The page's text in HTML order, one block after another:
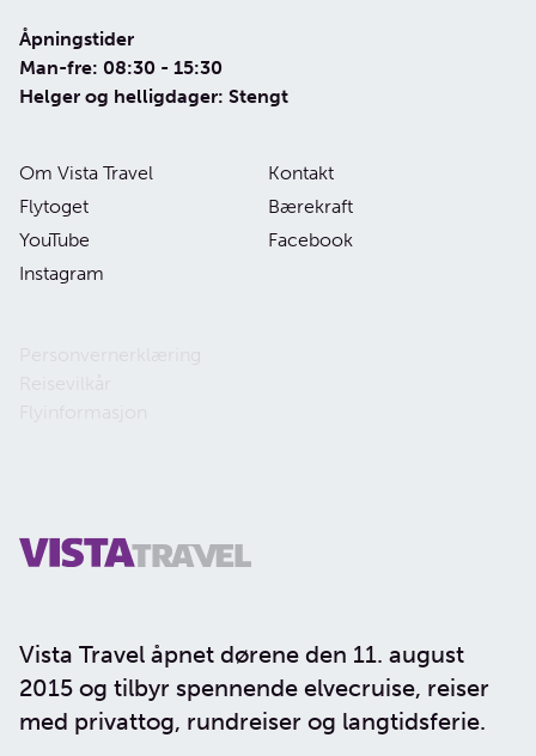
Vista Travel åpnet dørene den 11. august
2015 og tilbyr spennende elvecruise, reiser
med privattog, rundreiser og langtidsferie.
Åpningstider
Man-fre: 08:30 - 15:30
Helger og helligdager: Stengt
Om Vista Travel
Kontakt
Flytoget
Bærekraft
YouTube
Facebook
Instagram